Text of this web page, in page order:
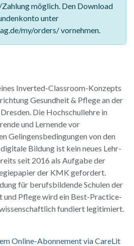
möglich. Den Download
unter
my/orders/ vornehmen.
Inverted-Classroom-Konzepts
Gesundheit & Pflege an der
Die Hochschullehre in
und Lernende vor
Gelingensbedingungen von den
Bildung ist kein neues Lehr-
seit 2016 als Aufgabe der
der KMK gefordert.
für berufsbildende Schulen der
und Pflege wird ein Best-Practice-
fundiert legitimiert.
Online-Abonnement via CareLit